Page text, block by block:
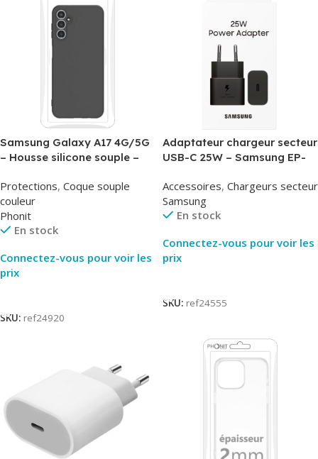
Samsung Galaxy A17 4G/5G
– Housse silicone souple –
Protections, Coque souple
couleur
Phonit
En stock
Connectez-vous pour voir les
prix
SKU: ref24920
Adaptateur chargeur secteur
USB-C 25W – Samsung EP-
Packaging Original
Accessoires, Chargeurs secteur
Samsung
En stock
Connectez-vous pour voir les
prix
SKU: ref24555